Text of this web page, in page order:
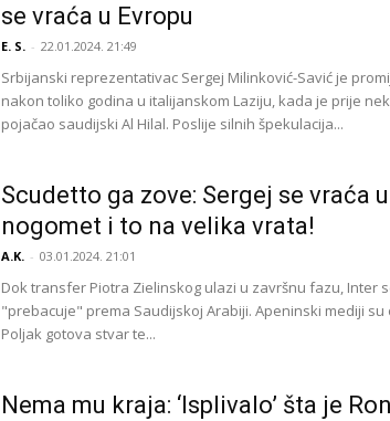
se vraća u Evropu
E. S. - 22.01.2024. 21:49
Srbijanski reprezentativac Sergej Milinković-Savić je
nakon toliko godina u italijanskom Laziju, kada je prije
pojačao saudijski Al Hilal. Poslije silnih špekulacija...
Scudetto ga zove: Sergej se vraća
nogomet i to na velika vrata!
A.K. - 03.01.2024. 21:01
Dok transfer Piotra Zielinskog ulazi u završnu fazu, Inter
"prebacuje" prema Saudijskoj Arabiji. Apeninski mediji su
Poljak gotova stvar te...
Nema mu kraja: ‘Isplivalo’ šta je